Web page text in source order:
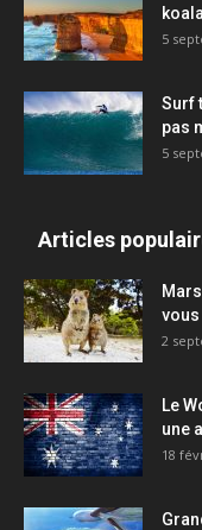
5
Surf
pas
5
Articles
2
Le
une
18